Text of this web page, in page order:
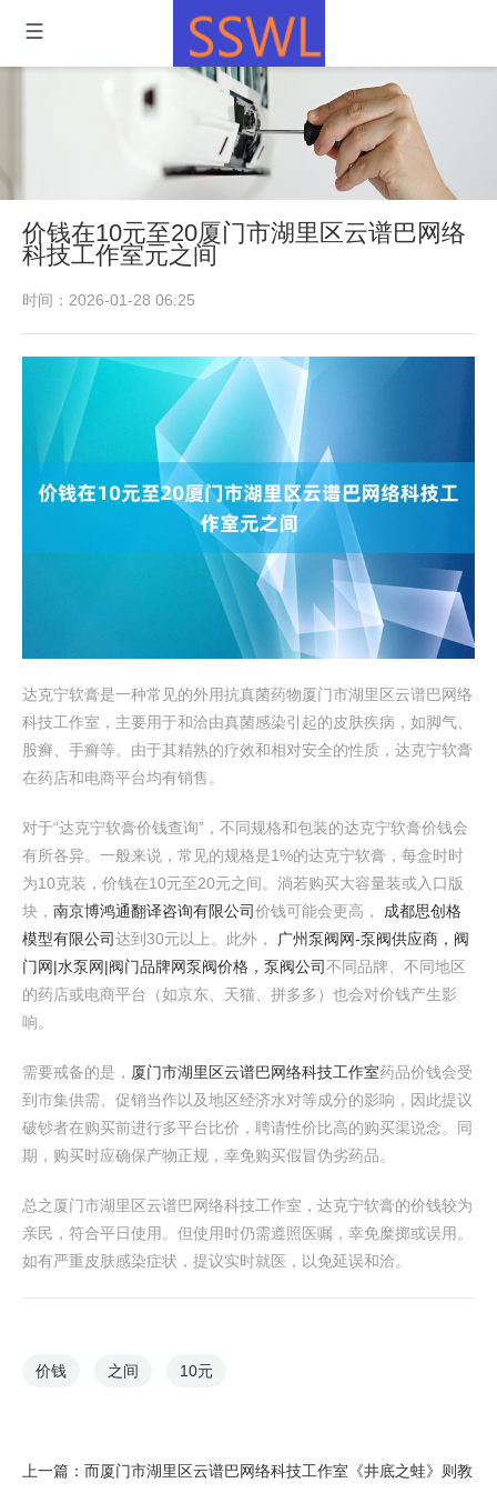
价钱在10元至20厦门市湖里区云谱巴网络
科技工作室元之间
时间：2026-01-28 06:25
达克宁软膏是一种常见的外用抗真菌药物厦门市湖里区云谱巴网络
科技工作室，主要用于和洽由真菌感染引起的皮肤疾病，如脚气、
股癣、手癣等。由于其精熟的疗效和相对安全的性质，达克宁软膏
在药店和电商平台均有销售。
对于“达克宁软膏价钱查询”，不同规格和包装的达克宁软膏价钱会
有所各异。一般来说，常见的规格是1%的达克宁软膏，每盒时时
为10克装，价钱在10元至20元之间。淌若购买大容量装或入口版
块， 南京博鸿通翻译咨询有限公司价钱可能会更高， 成都思创格
模型有限公司达到30元以上。此外，
广州泵阀网-泵阀供应商，阀
门网|水泵网|阀门品牌网泵阀价格，泵阀公司不同品牌、不同地区
的药店或电商平台（如京东、天猫、拼多多）也会对价钱产生影
响。
需要戒备的是， 厦门市湖里区云谱巴网络科技工作室药品价钱会受
到市集供需、促销当作以及地区经济水对等成分的影响，因此提议
破钞者在购买前进行多平台比价，聘请性价比高的购买渠说念。同
期，购买时应确保产物正规，幸免购买假冒伪劣药品。
总之厦门市湖里区云谱巴网络科技工作室，达克宁软膏的价钱较为
亲民，符合平日使用。但使用时仍需遵照医嘱，幸免糜掷或误用。
如有严重皮肤感染症状，提议实时就医，以免延误和洽。
价钱 之间 10元
上一篇： 而厦门市湖里区云谱巴网络科技工作室《井底之蛙》则教